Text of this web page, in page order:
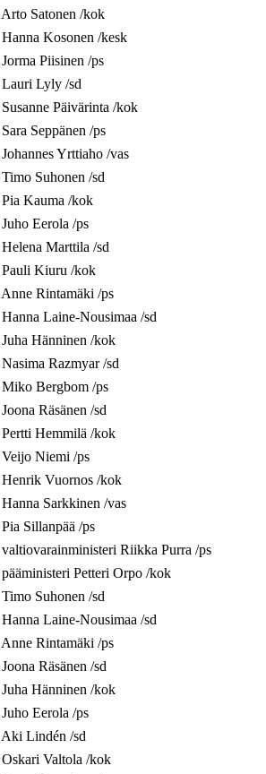
Arto Satonen /kok
Hanna Kosonen /kesk
Jorma Piisinen /ps
Lauri Lyly /sd
Susanne Päivärinta /kok
Sara Seppänen /ps
JohannesYrttiaho /vas
Timo Suhonen /sd
Pia Kauma /kok
Juho Eerola /ps
Helena Marttila /sd
Pauli Kiuru /kok
Anne Rintamäki /ps
Hanna Laine-Nousimaa /sd
Juha Hänninen /kok
Nasima Razmyar/sd
Miko Bergbom /ps
Joona Räsänen /sd
Pertti Hemmilä /kok
Veijo Niemi /ps
Henrik Vuornos /kok
Hanna Sarkkinen /vas
Pia Sillanpää /ps
valtiovarainministeri Riikka Purra /ps
pääministeri Petteri Orpo /kok
Timo Suhonen /sd
Hanna Laine-Nousimaa /sd
Anne Rintamäki /ps
Joona Räsänen /sd
Juha Hänninen /kok
Juho Eerola /ps
Aki Lindén /sd
Oskari Valtola /kok